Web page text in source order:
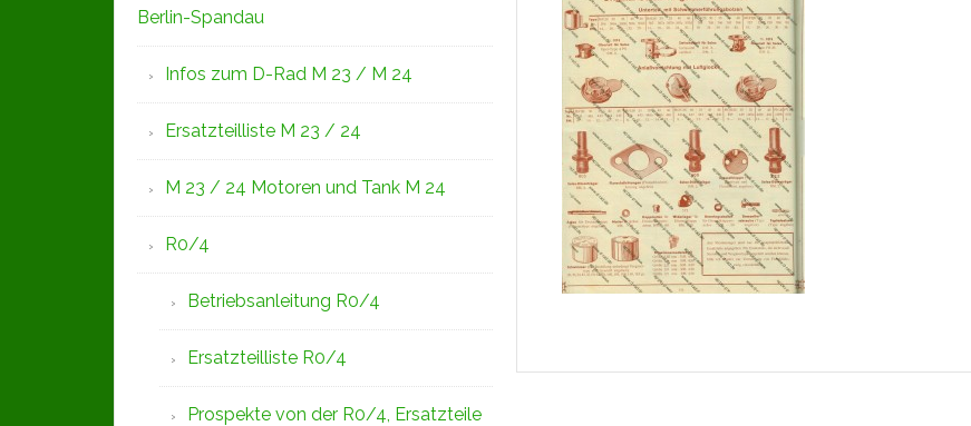
Berlin-Spandau
Infos zum D-Rad M 23 / M 24
Ersatzteilliste M 23 / 24
M 23 / 24 Motoren und Tank M 24
R0/4
Betriebsanleitung R0/4
Ersatzteilliste R0/4
Prospekte von der R0/4, Ersatzteile